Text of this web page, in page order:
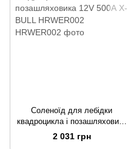
Соленоїд для лебідки
квадроцикла і позашляховика
12V 500А X-BULL HRWER002
2 031 грн